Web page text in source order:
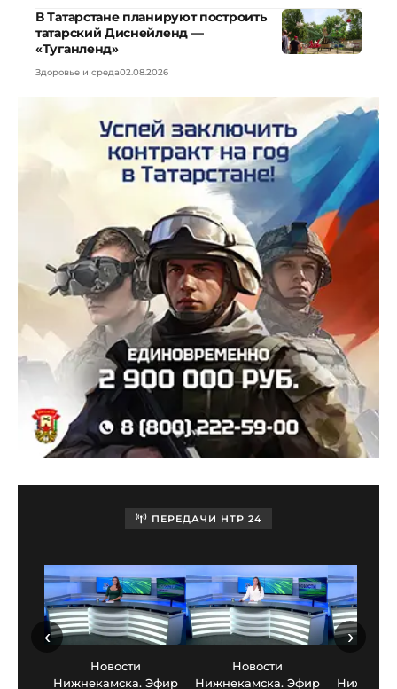
В Татарстане планируют построить
татарский Диснейленд —
«Туганленд»
Здоровье и среда02.08.2026
ПЕРЕДАЧИ НТР 24
Новости
Нижнекамска. Эфир
Новости
Нижнекамска. Эфир
‹ ›